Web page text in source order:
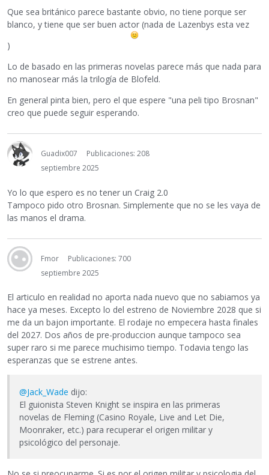
Que sea británico parece bastante obvio, no tiene porque ser
blanco, y tiene que ser buen actor (nada de Lazenbys esta vez
)
Lo de basado en las primeras novelas parece más que nada para
no manosear más la trilogía de Blofeld.
En general pinta bien, pero el que espere "una peli tipo Brosnan"
creo que puede seguir esperando.
Guadix007
Publicaciones: 208
septiembre 2025
Yo lo que espero es no tener un Craig 2.0
Tampoco pido otro Brosnan. Simplemente que no se les vaya de
las manos el drama.
Fmor
Publicaciones: 700
septiembre 2025
El articulo en realidad no aporta nada nuevo que no sabiamos ya
hace ya meses. Excepto lo del estreno de Noviembre 2028 que si
me da un bajon importante. El rodaje no empecera hasta finales
del 2027. Dos años de pre-produccion aunque tampoco sea
super raro si me parece muchisimo tiempo. Todavia tengo las
esperanzas que se estrene antes.
@Jack_Wade dijo:
El guionista Steven Knight se inspira en las primeras
novelas de Fleming (Casino Royale, Live and Let Die,
Moonraker, etc.) para recuperar el origen militar y
psicológico del personaje.